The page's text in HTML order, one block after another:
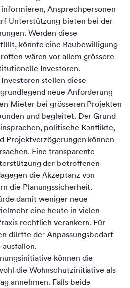
Ansprechpersonen
Unterstützung bieten bei der
Werden diese
könnte eine Baubewilligung
wären vor allem grössere
Investoren.
stellen diese
neue Anforderung
Mieter bei grösseren Projekten
und begleitet. Der Grund
politische Konflikte,
Projektverzögerungen können
Eine transparente
der betroffenen
die Akzeptanz von
die Planungssicherheit.
damit weniger neue
eine heute in vielen
rechtlich verankern. Für
dürfte der Anpassungsbedarf
können die
die Wohnschutzinitiative als
annehmen. Falls beide